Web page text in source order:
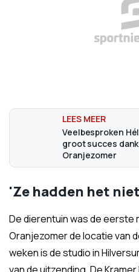
Veelbesproken
groot succes
Oranjezomer
'Ze hadden het
De dierentuin was de eerste
Oranjezomer de locatie van
weken is de studio in